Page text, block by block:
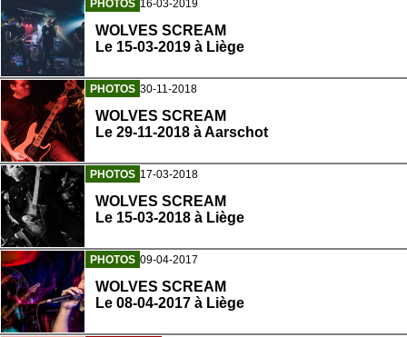
PHOTOS 16-03-2019
WOLVES SCREAM
Le 15-03-2019 à Liège
PHOTOS 30-11-2018
WOLVES SCREAM
Le 29-11-2018 à Aarschot
PHOTOS 17-03-2018
WOLVES SCREAM
Le 15-03-2018 à Liège
PHOTOS 09-04-2017
WOLVES SCREAM
Le 08-04-2017 à Liège